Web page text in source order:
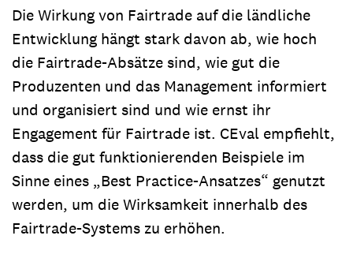
Die Wirkung von Fairtrade auf die ländliche
Entwicklung hängt stark davon ab, wie hoch
die Fairtrade-Absätze sind, wie gut die
Produzenten und das Management informiert
und organisiert sind und wie ernst ihr
Engagement für Fairtrade ist. CEval empfiehlt,
dass die gut funktionierenden Beispiele im
Sinne eines „Best Practice-Ansatzes“ genutzt
werden, um die Wirksamkeit innerhalb des
Fairtrade-Systems zu erhöhen.